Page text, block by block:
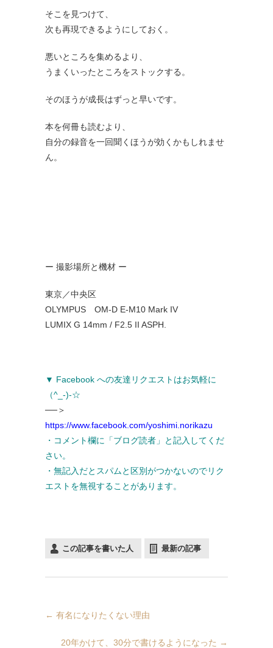
そこを見つけて、
次も再現できるようにしておく。
悪いところを集めるより、
うまくいったところをストックする。
そのほうが成長はずっと早いです。
本を何冊も読むより、
自分の録音を一回聞くほうが効くかもしれませ
ん。
ー 撮影場所と機材 ー
東京／中央区
OLYMPUS OM-D E-M10 Mark IV
LUMIX G 14mm / F2.5 II ASPH.
▼ Facebook への友達リクエストはお気軽に
（^_-)-☆
──＞
https://www.facebook.com/yoshimi.norikazu
・コメント欄に「ブログ読者」と記入してくだ
さい。
・無記入だとスパムと区別がつかないのでリク
エストを無視することがあります。
この記事を書いた人 最新の記事
← 有名になりたくない理由
20年かけて、30分で書けるようになった →